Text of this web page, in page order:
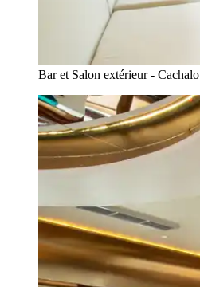
Bar et Salon extérieur - Cachalo